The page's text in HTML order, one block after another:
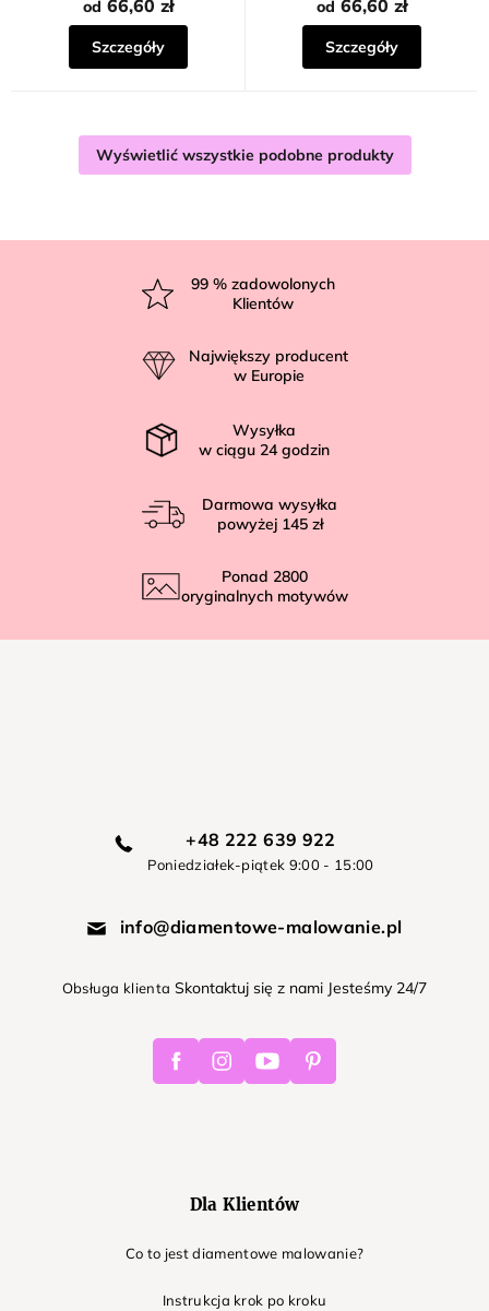
od 66,60 zł
Szczegóły
od 66,60 zł
Szczegóły
Wyświetlić wszystkie podobne produkty
99 % zadowolonych
Klientów
Największy producent
w Europie
Wysyłka
w ciągu 24 godzin
Darmowa wysyłka
powyżej 145 zł
Ponad 2800
oryginalnych motywów
+48 222 639 922
Poniedziałek-piątek 9:00 - 15:00
info@diamentowe-malowanie.pl
Obsługa klienta Skontaktuj się z nami Jesteśmy 24/7
FacebookInstagramYoutube Pinterest
Dla Klientów
Co to jest diamentowe malowanie?
Instrukcja krok po kroku